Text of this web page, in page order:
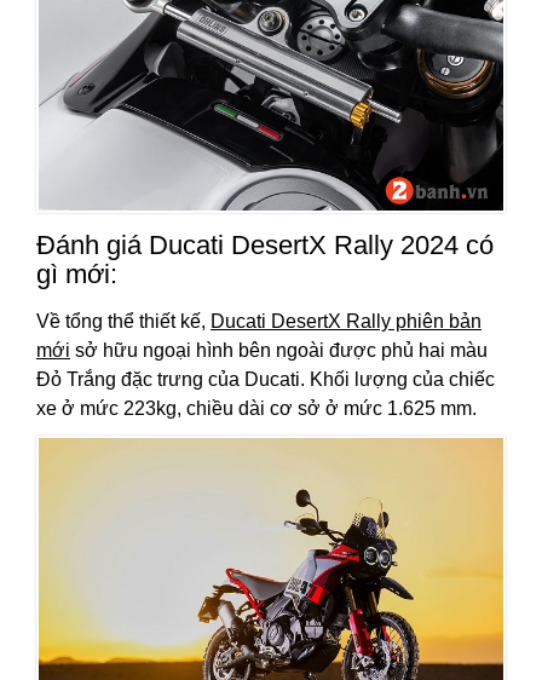
Đánh giá Ducati DesertX Rally 2024 có
gì mới:
Về tổng thể thiết kế, Ducati DesertX Rally phiên bản
mới sở hữu ngoại hình bên ngoài được phủ hai màu
Đỏ Trắng đặc trưng của Ducati. Khối lượng của chiếc
xe ở mức 223kg, chiều dài cơ sở ở mức 1.625 mm.